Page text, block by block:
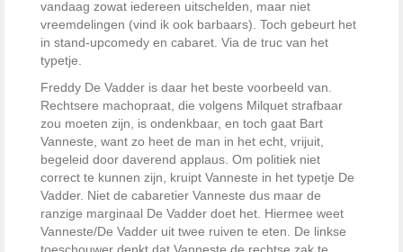
vandaag zowat iedereen uitschelden, maar niet
vreemdelingen (vind ik ook barbaars). Toch gebeurt het
in stand-upcomedy en cabaret. Via de truc van het
typetje.
Freddy De Vadder is daar het beste voorbeeld van.
Rechtsere machopraat, die volgens Milquet strafbaar
zou moeten zijn, is ondenkbaar, en toch gaat Bart
Vanneste, want zo heet de man in het echt, vrijuit,
begeleid door daverend applaus. Om politiek niet
correct te kunnen zijn, kruipt Vanneste in het typetje De
Vadder. Niet de cabaretier Vanneste dus maar de
ranzige marginaal De Vadder doet het. Hiermee weet
Vanneste/De Vadder uit twee ruiven te eten. De linkse